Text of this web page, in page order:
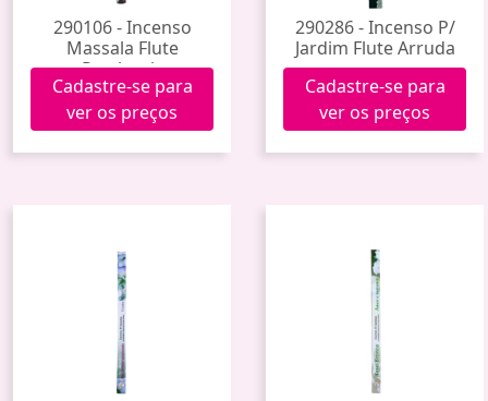
290106 - Incenso
Massala Flute
Patchouly
Cadastre-se para
ver os preços
290286 - Incenso P/
Jardim Flute Arruda
Cadastre-se para
ver os preços